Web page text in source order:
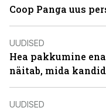
Coop Panga uus
UUDISED
Hea pakkumine
näitab, mida
UUDISED